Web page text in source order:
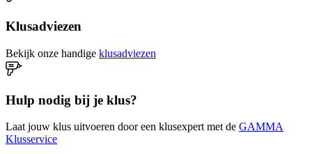
Klusadviezen
Bekijk onze handige klusadviezen
Hulp nodig bij je klus?
Laat jouw klus uitvoeren door een klusexpert met de GAMMA
Klusservice